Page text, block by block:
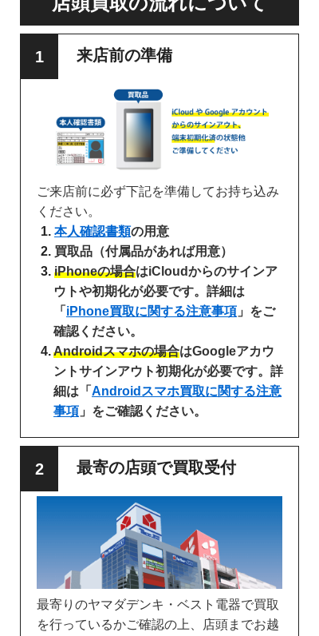
来店前の準備
ご来店前に必ず下記を準備してお持ち込み
ください。
本人確認書類の用意
買取品（付属品があれば用意）
iPhoneの場合はiCloudからのサインア
ウトや初期化が必要です。詳細は
「 iPhone買取に関する注意事項 」をご
確認ください。
Androidスマホの場合はGoogleアカウ
ントサインアウト初期化が必要です。詳
細は「 Androidスマホ買取に関する注意
事項 」をご確認ください。
最寄の店頭で買取受付
最寄りのヤマダデンキ・ベスト電器で買取
を行っているかご確認の上、店頭までお越